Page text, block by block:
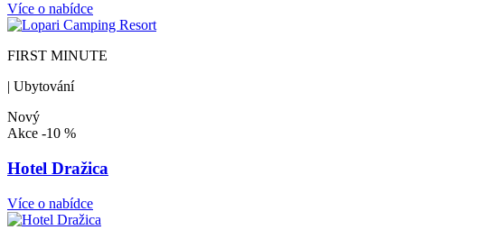
Více o nabídce
FIRST MINUTE
| Ubytování
Nový
Akce -10 %
Hotel Dražica
Více o nabídce